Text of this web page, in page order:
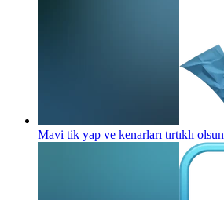
Mavi tik yap ve kenarları tırtıklı olsun